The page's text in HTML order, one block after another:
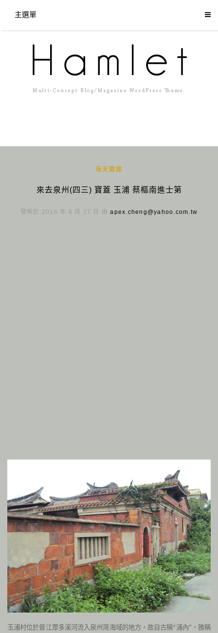
主選單
海天遊踪
來去泉州(四三) 寶蓋 玉浦 蔡樞南進士第
發佈於 2016 年 6 月 27 日 由apex.cheng@yahoo.com.tw
玉浦村位於晉江眾多溪河流入泉州灣海域的地方，故自古稱“浦內”，雅稱